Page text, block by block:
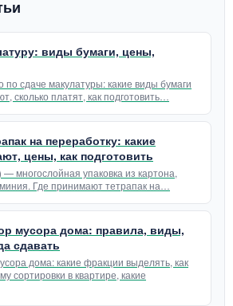
виды бумаги, цены,
по сдаче макулатуры: какие виды бумаги
сколько платят, как подготовить…
на переработку: какие
цены, как подготовить
— многослойная упаковка из картона,
Где принимают тетрапак на…
мусора дома: правила, виды,
сдавать
дома: какие фракции выделять, как
сортировки в квартире, какие